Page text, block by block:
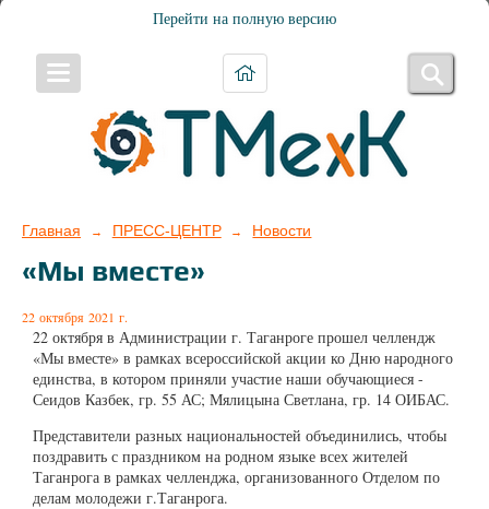
Перейти на полную версию
Главная → ПРЕСС-ЦЕНТР → Новости
«Мы вместе»
22 октября 2021 г.
22 октября в Администрации г. Таганроге прошел челлендж
«Мы вместе» в рамках всероссийской акции ко Дню народного
единства, в котором приняли участие наши обучающиеся -
Сеидов Казбек, гр. 55 АС; Мялицына Светлана, гр. 14 ОИБАС.
Представители разных национальностей объединились, чтобы
поздравить с праздником на родном языке всех жителей
Таганрога в рамках челленджа, организованного Отделом по
делам молодежи г.Таганрога.